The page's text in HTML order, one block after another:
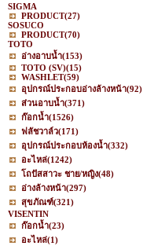
SIGMA
PRODUCT(27)
SOSUCO
PRODUCT(70)
TOTO
อ่างอาบน้ำ(153)
TOTO (SV)(15)
WASHLET(59)
อุปกรณ์ประกอบอ่างล้างหน้า(92)
ส่วนอาบน้ำ(371)
ก๊อกน้ำ(1526)
ฟลัชวาล์ว(171)
อุปกรณ์ประกอบห้องน้ำ(332)
อะไหล่(1242)
โถปัสสาวะ ชาย/หญิง(48)
อ่างล้างหน้า(297)
สุขภัณฑ์(321)
VISENTIN
ก๊อกน้ำ(23)
อะไหล่(1)